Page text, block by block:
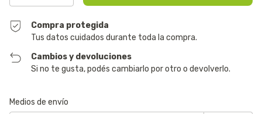
Compra protegida
Tus datos cuidados durante toda la compra.
Cambios y devoluciones
Si no te gusta, podés cambiarlo por otro o devolverlo.
Entregas para el CP:
Medios de envío